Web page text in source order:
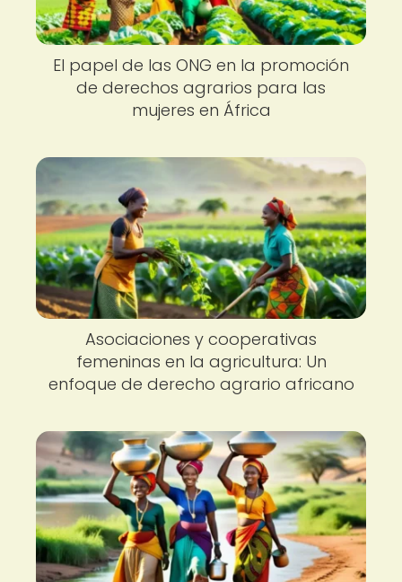
El papel de las ONG en la promoción
de derechos agrarios para las
mujeres en África
Asociaciones y cooperativas
femeninas en la agricultura: Un
enfoque de derecho agrario africano